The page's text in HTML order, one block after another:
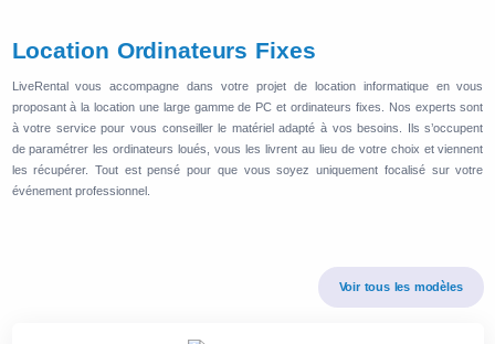
Location Ordinateurs Fixes
LiveRental vous accompagne dans votre projet de location informatique en vous
proposant à la location une large gamme de PC et ordinateurs fixes. Nos experts sont
à votre service pour vous conseiller le matériel adapté à vos besoins. Ils s’occupent
de paramétrer les ordinateurs loués, vous les livrent au lieu de votre choix et viennent
les récupérer. Tout est pensé pour que vous soyez uniquement focalisé sur votre
événement professionnel.
Voir tous les modèles